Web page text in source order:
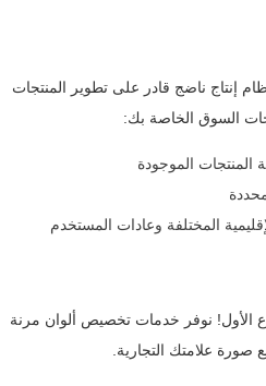
إنتاج ناضج قادر على تطوير المنتجات
السوق الخاصة بك:
الموجودة
المختلفة وعادات المستخدم
الأول! نوفر خدمات تخصيص ألوان مرنة
علامتك التجارية.